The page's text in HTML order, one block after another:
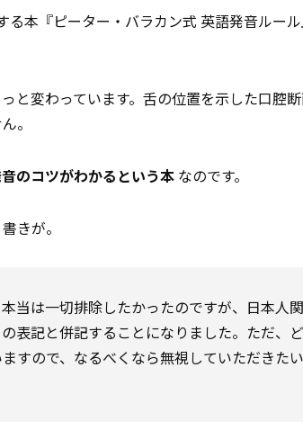
る本『ピーター・バラカン式 英語発音ルー
と変わっています。舌の位置を示した口腔
。
のコツがわかるという本 なのです。
きが。
当は一切排除したかったのですが、日本人
表記と併記することになりました。ただ、
すので、なるべくなら無視していただきた